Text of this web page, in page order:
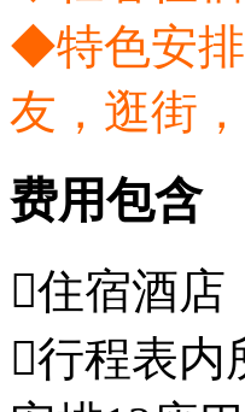
◆特色安排
友，逛街
费用包含
住宿酒店
行程表内